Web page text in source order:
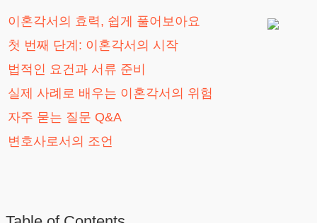
이혼각서의 효력, 쉽게 풀어보아요
첫 번째 단계: 이혼각서의 시작
법적인 요건과 서류 준비
실제 사례로 배우는 이혼각서의 위험
자주 묻는 질문 Q&A
변호사로서의 조언